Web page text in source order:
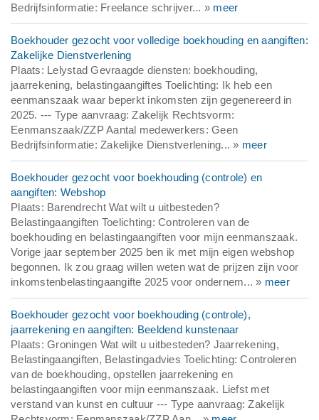
Bedrijfsinformatie: Freelance schrijver... » meer
Boekhouder gezocht voor volledige boekhouding en aangiften:
Zakelijke Dienstverlening
Plaats: Lelystad Gevraagde diensten: boekhouding,
jaarrekening, belastingaangiftes Toelichting: Ik heb een
eenmanszaak waar beperkt inkomsten zijn gegenereerd in
2025. --- Type aanvraag: Zakelijk Rechtsvorm:
Eenmanszaak/ZZP Aantal medewerkers: Geen
Bedrijfsinformatie: Zakelijke Dienstverlening... » meer
Boekhouder gezocht voor boekhouding (controle) en
aangiften: Webshop
Plaats: Barendrecht Wat wilt u uitbesteden?
Belastingaangiften Toelichting: Controleren van de
boekhouding en belastingaangiften voor mijn eenmanszaak.
Vorige jaar september 2025 ben ik met mijn eigen webshop
begonnen. Ik zou graag willen weten wat de prijzen zijn voor
inkomstenbelastingaangifte 2025 voor ondernem... » meer
Boekhouder gezocht voor boekhouding (controle),
jaarrekening en aangiften: Beeldend kunstenaar
Plaats: Groningen Wat wilt u uitbesteden? Jaarrekening,
Belastingaangiften, Belastingadvies Toelichting: Controleren
van de boekhouding, opstellen jaarrekening en
belastingaangiften voor mijn eenmanszaak. Liefst met
verstand van kunst en cultuur --- Type aanvraag: Zakelijk